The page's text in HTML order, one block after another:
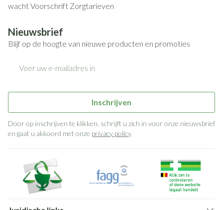
wachtVoorschrift Zorgtarieven
Nieuwsbrief
Blijf op de hoogte van nieuwe producten en promoties
Inschrijven
Door op inschrijven te klikken, schrijft u zich in voor onze nieuwsbrief
en gaat u akkoord met onze privacy policy.